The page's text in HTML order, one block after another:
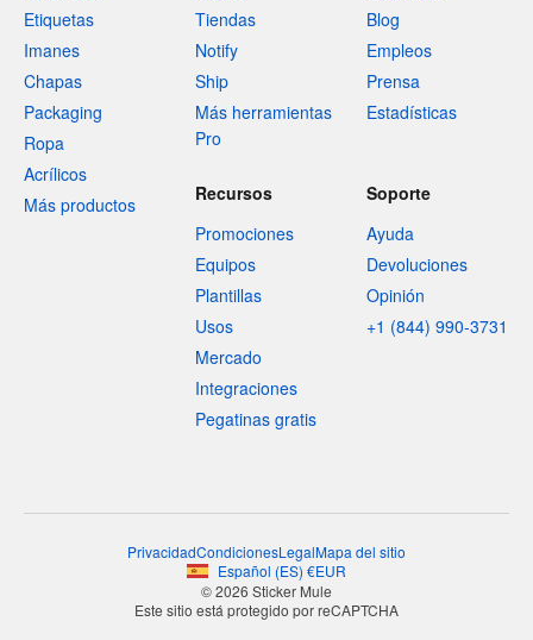
Etiquetas
Imanes
Chapas
Packaging
Ropa
Acrílicos
Más productos
Tiendas
Notify
Ship
Más herramientas
Pro
Blog
Empleos
Prensa
Estadísticas
Recursos
Promociones
Equipos
Plantillas
Usos
Mercado
Integraciones
Pegatinas gratis
Soporte
Ayuda
Devoluciones
Opinión
+1 (844) 990-3731
PrivacidadCondicionesLegalMapa del sitio
Español (ES) €EUR
© 2026 Sticker Mule
Este sitio está protegido por reCAPTCHA